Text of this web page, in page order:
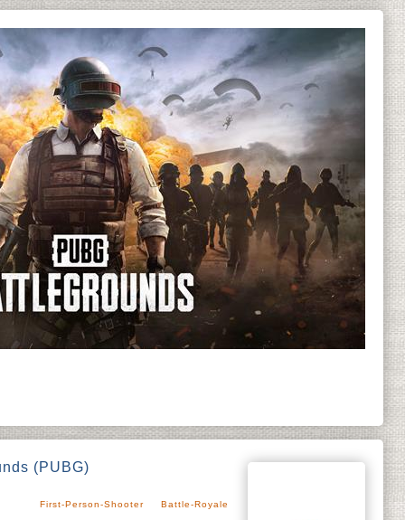
(PUBG)
First-Person-Shooter
Battle-Royale